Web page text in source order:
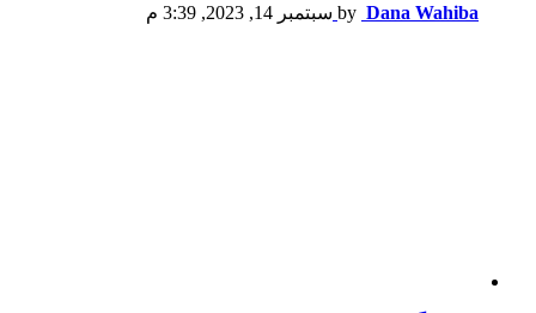
by Dana Wahiba سبتمبر 14, 2023, 3:39 م